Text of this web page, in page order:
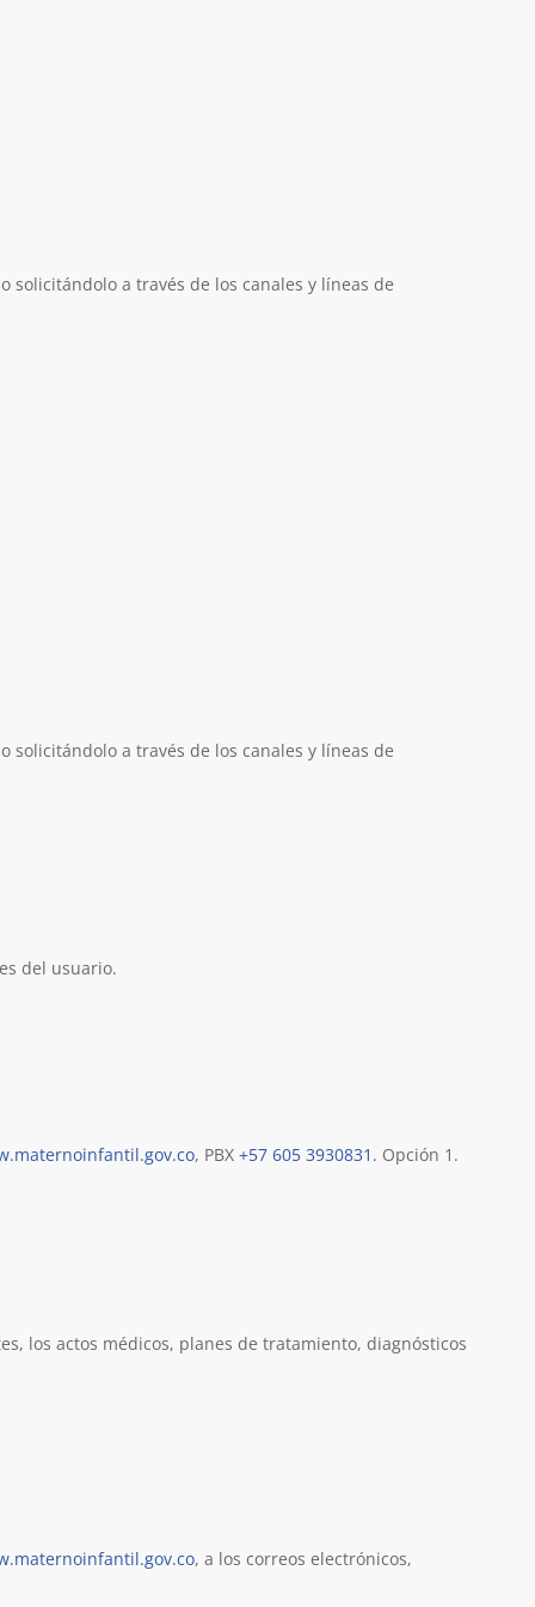
a través de los canales y líneas de
a través de los canales y líneas de
del usuario.
, PBX +57 605 3930831. Opción 1.
los actos médicos, planes de tratamiento, diagnósticos
, a los correos electrónicos,